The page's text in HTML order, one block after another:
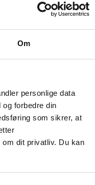
Om
personlige data
forbedre din
som sikrer, at
dit privatliv. Du kan